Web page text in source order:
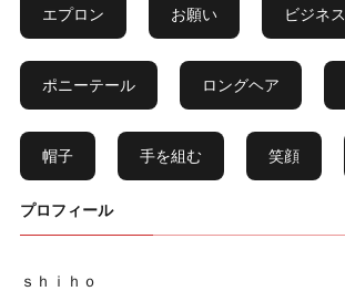
エプロン お願い ビジネス
ポニーテール ロングヘア
帽子 手を組む 笑顔
プロフィール
ｓｈｉｈｏ